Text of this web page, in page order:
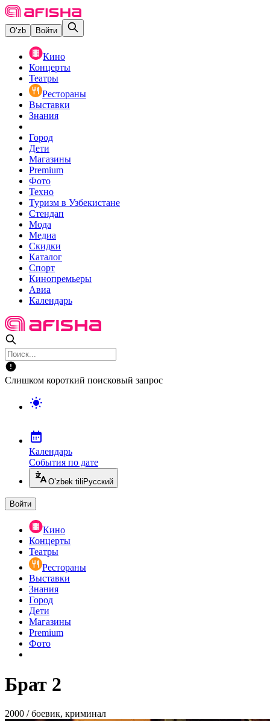
O‘zb Войти
Кино
Концерты
Театры
Рестораны
Выставки
Знания
Город
Дети
Магазины
Premium
Фото
Техно
Туризм в Узбекистане
Стендап
Мода
Медиа
Скидки
Каталог
Спорт
Кинопремьеры
Авиа
Календарь
Слишком короткий поисковый запрос
Календарь
События по дате
O’zbek tili Русский
Войти
Кино
Концерты
Театры
Рестораны
Выставки
Знания
Город
Дети
Магазины
Premium
Фото
Брат 2
2000 / боевик, криминал